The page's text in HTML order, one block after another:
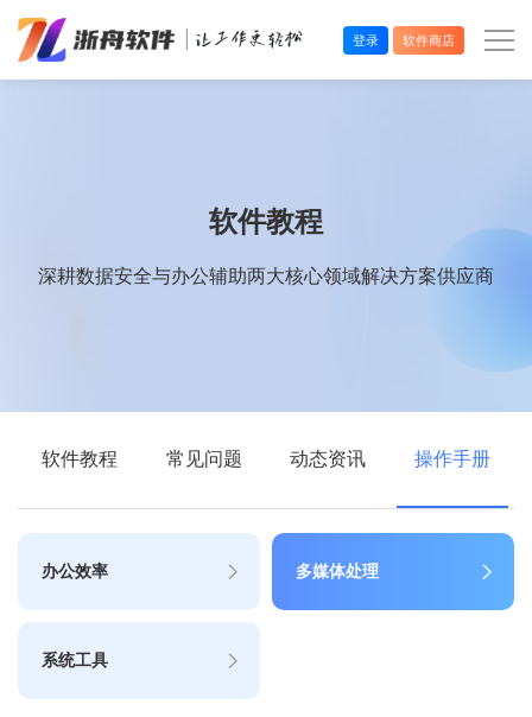
登录 软件商店
软件教程
深耕数据安全与办公辅助两大核心领域解决方案供应商
软件教程 常见问题 动态资讯 操作手册
办公效率 多媒体处理
系统工具